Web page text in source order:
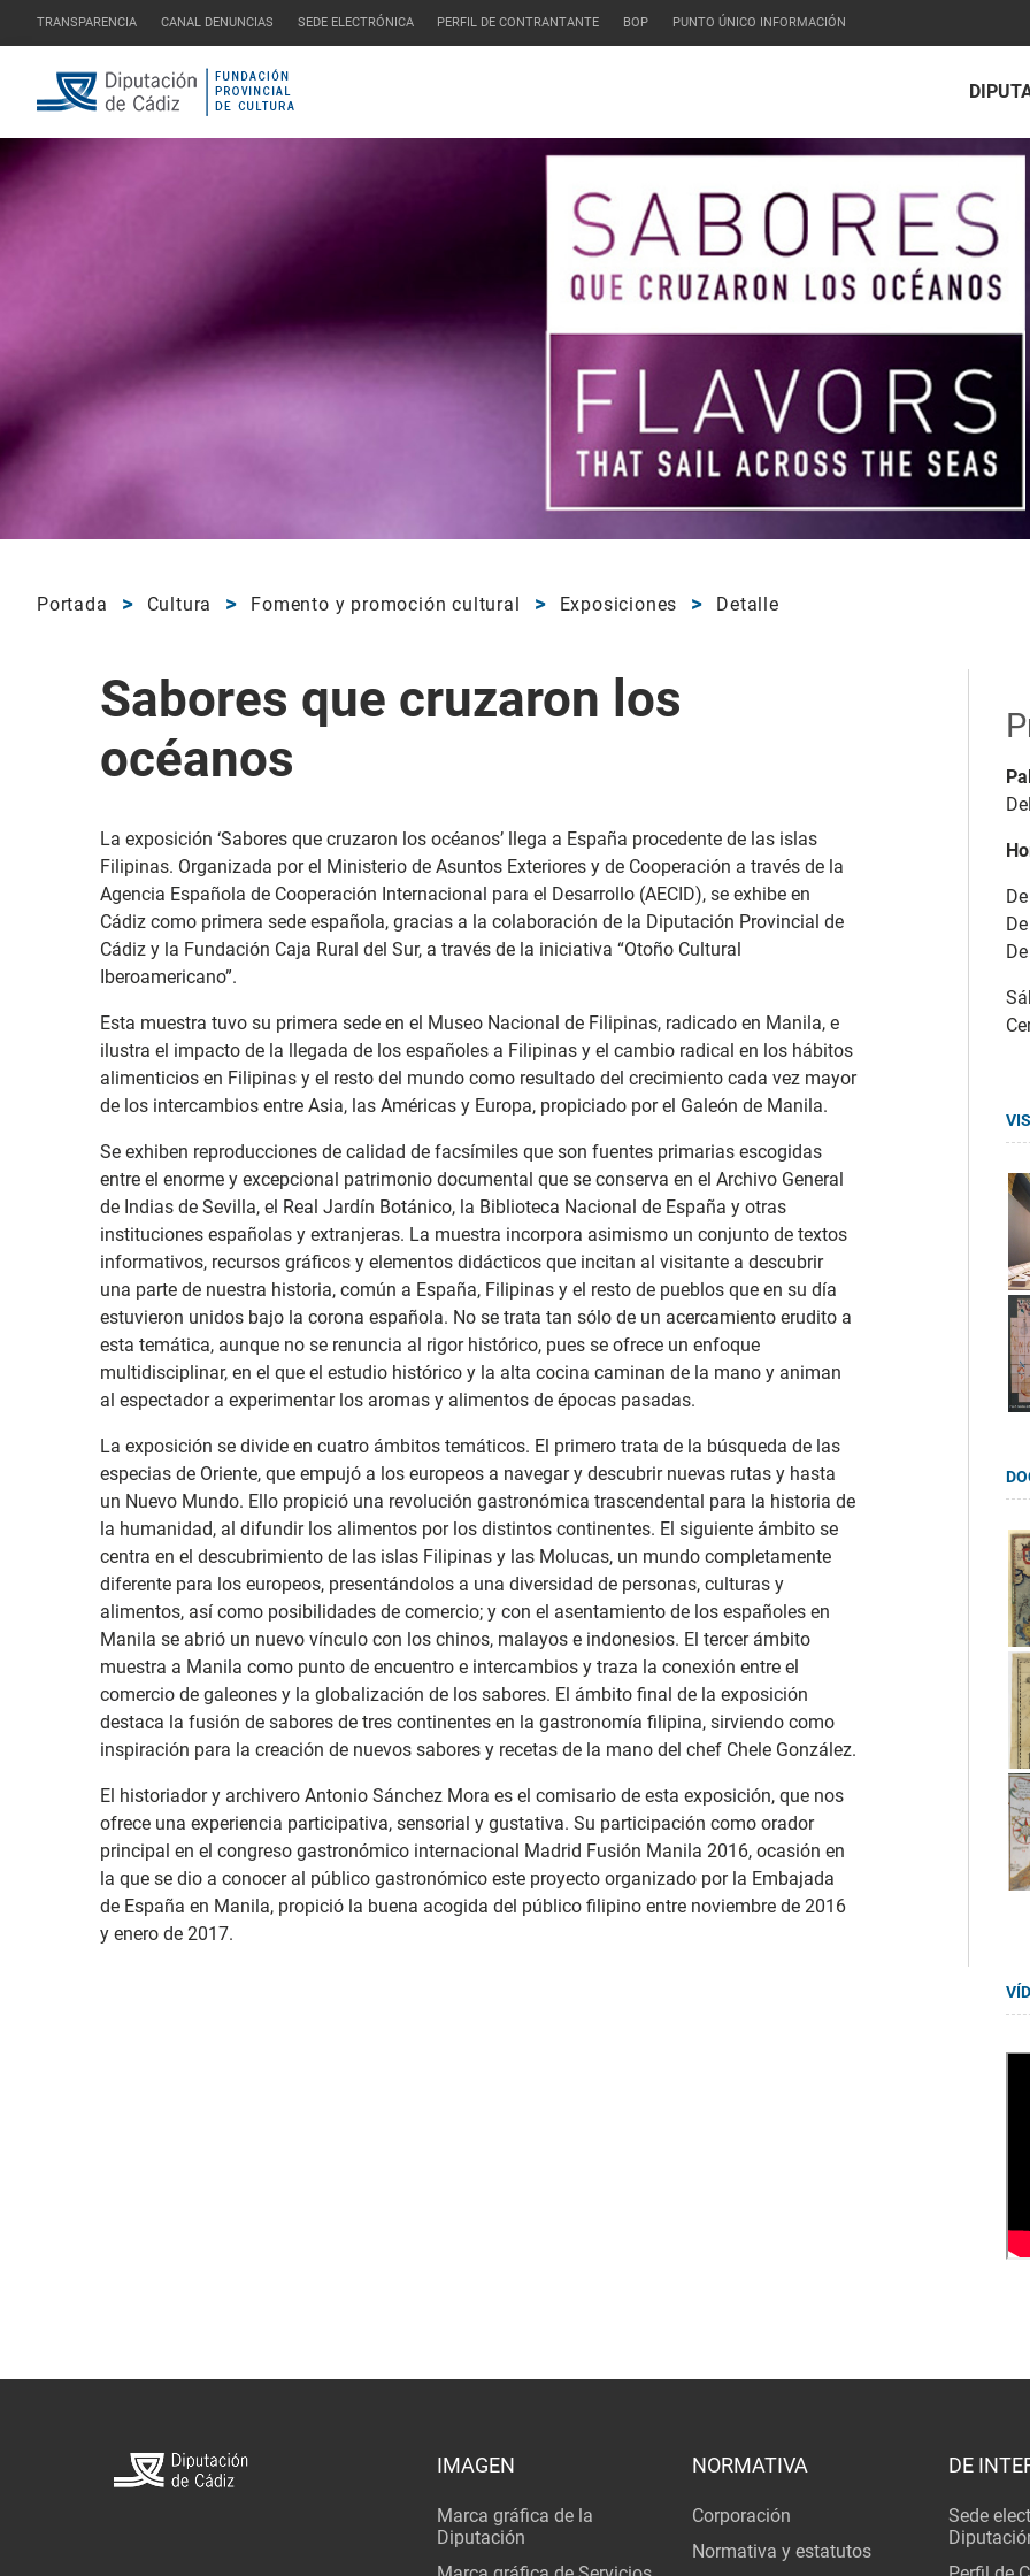
TRANSPARENCIA CANAL DENUNCIAS SEDE ELECTRÓNICA PERFIL DE CONTRANTANTE BOP PUNTO ÚNICO INFORMACIÓN
Portada Cultura Fomento y promoción cultural Exposiciones Detalle
Sabores que cruzaron los
océanos
La exposición ‘Sabores que cruzaron los océanos’ llega a España procedente de las islas
Filipinas. Organizada por el Ministerio de Asuntos Exteriores y de Cooperación a través de la
Agencia Española de Cooperación Internacional para el Desarrollo (AECID), se exhibe en
Cádiz como primera sede española, gracias a la colaboración de la Diputación Provincial de
Cádiz y la Fundación Caja Rural del Sur, a través de la iniciativa “Otoño Cultural
Iberoamericano”.
Esta muestra tuvo su primera sede en el Museo Nacional de Filipinas, radicado en Manila, e
ilustra el impacto de la llegada de los españoles a Filipinas y el cambio radical en los hábitos
alimenticios en Filipinas y el resto del mundo como resultado del crecimiento cada vez mayor
de los intercambios entre Asia, las Américas y Europa, propiciado por el Galeón de Manila.
Se exhiben reproducciones de calidad de facsímiles que son fuentes primarias escogidas
entre el enorme y excepcional patrimonio documental que se conserva en el Archivo General
de Indias de Sevilla, el Real Jardín Botánico, la Biblioteca Nacional de España y otras
instituciones españolas y extranjeras. La muestra incorpora asimismo un conjunto de textos
informativos, recursos gráficos y elementos didácticos que incitan al visitante a descubrir
una parte de nuestra historia, común a España, Filipinas y el resto de pueblos que en su día
estuvieron unidos bajo la corona española. No se trata tan sólo de un acercamiento erudito a
esta temática, aunque no se renuncia al rigor histórico, pues se ofrece un enfoque
multidisciplinar, en el que el estudio histórico y la alta cocina caminan de la mano y animan
al espectador a experimentar los aromas y alimentos de épocas pasadas.
La exposición se divide en cuatro ámbitos temáticos. El primero trata de la búsqueda de las
especias de Oriente, que empujó a los europeos a navegar y descubrir nuevas rutas y hasta
un Nuevo Mundo. Ello propició una revolución gastronómica trascendental para la historia de
la humanidad, al difundir los alimentos por los distintos continentes. El siguiente ámbito se
centra en el descubrimiento de las islas Filipinas y las Molucas, un mundo completamente
diferente para los europeos, presentándolos a una diversidad de personas, culturas y
alimentos, así como posibilidades de comercio; y con el asentamiento de los españoles en
Manila se abrió un nuevo vínculo con los chinos, malayos e indonesios. El tercer ámbito
muestra a Manila como punto de encuentro e intercambios y traza la conexión entre el
comercio de galeones y la globalización de los sabores. El ámbito final de la exposición
destaca la fusión de sabores de tres continentes en la gastronomía filipina, sirviendo como
inspiración para la creación de nuevos sabores y recetas de la mano del chef Chele González.
El historiador y archivero Antonio Sánchez Mora es el comisario de esta exposición, que nos
ofrece una experiencia participativa, sensorial y gustativa. Su participación como orador
principal en el congreso gastronómico internacional Madrid Fusión Manila 2016, ocasión en
la que se dio a conocer al público gastronómico este proyecto organizado por la Embajada
de España en Manila, propició la buena acogida del público filipino entre noviembre de 2016
y enero de 2017.
IMAGEN
Marca gráfica de la
Diputación
NORMATIVA
Corporación
Normativa y estatutos
DE
Sede